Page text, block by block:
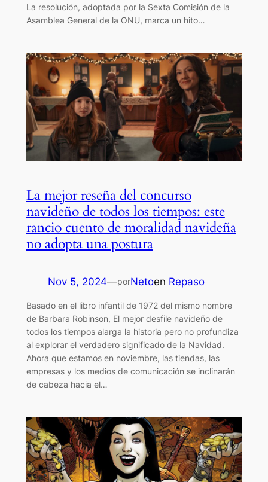
La resolución, adoptada por la Sexta Comisión de la
Asamblea General de la ONU, marca un hito…
La mejor reseña del concurso
navideño de todos los tiempos: este
rancio cuento de moralidad navideña
no adopta una postura
Nov 5, 2024—porNetoen Repaso
Basado en el libro infantil de 1972 del mismo nombre
de Barbara Robinson, El mejor desfile navideño de
todos los tiempos alarga la historia pero no profundiza
al explorar el verdadero significado de la Navidad.
Ahora que estamos en noviembre, las tiendas, las
empresas y los medios de comunicación se inclinarán
de cabeza hacia el…